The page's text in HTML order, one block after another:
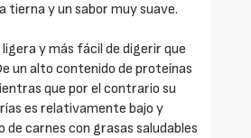
tierna y un sabor muy suave.
ligera y más fácil de digerir que
un alto contenido de proteínas
que por el contrario su
es relativamente bajo y
de carnes con grasas saludables